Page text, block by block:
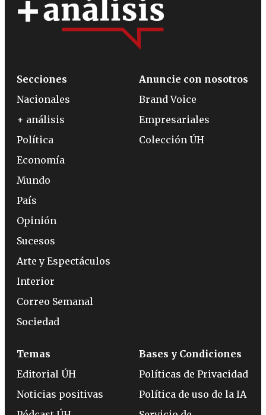
Secciones
Nacionales
+ análisis
Política
Economía
Mundo
País
Opinión
Sucesos
Arte y Espectáculos
Interior
Correo Semanal
Sociedad
Anuncie con nosotros
Brand Voice
Empresariales
Colección ÚH
Temas
Editorial ÚH
Noticias positivas
Bases y Condiciones
Políticas de Privacidad
Política de uso de la IA